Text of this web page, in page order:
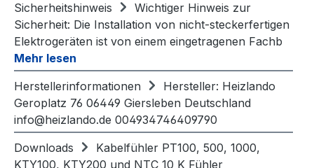
Sicherheitshinweis
Wichtiger Hinweis zur
Sicherheit: Die Installation von nicht-steckerfertigen
Elektrogeräten ist von einem eingetragenen Fachb
Mehr lesen
Herstellerinformationen
Hersteller: Heizlando
Geroplatz 76 06449 Giersleben Deutschland
info@heizlando.de 004934746409790
Downloads
Kabelfühler PT100, 500, 1000,
KTY100, KTY200 und NTC 10 K Fühler